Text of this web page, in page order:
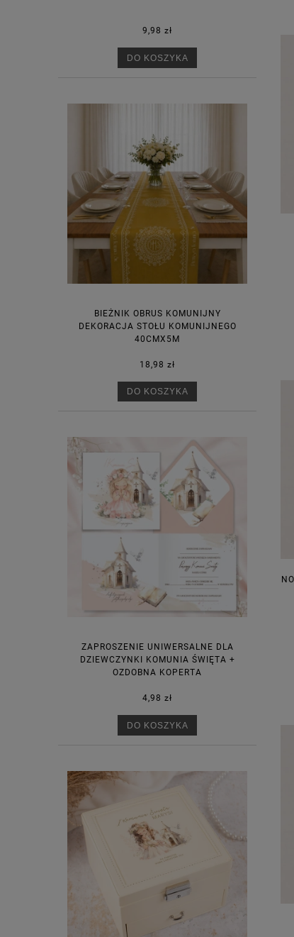
9,98 zł
DO KOSZYKA
BIEŻNIK OBRUS KOMUNIJNY
DEKORACJA STOŁU KOMUNIJNEGO
40CMX5M
18,98 zł
DO KOSZYKA
ZAPROSZENIE UNIWERSALNE DLA
DZIEWCZYNKI KOMUNIA ŚWIĘTA +
OZDOBNA KOPERTA
4,98 zł
DO KOSZYKA